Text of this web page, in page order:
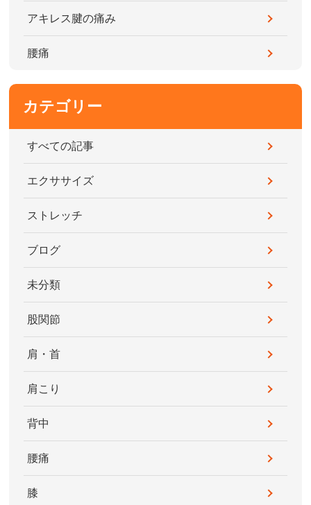
アキレス腱の痛み
腰痛
カテゴリー
すべての記事
エクササイズ
ストレッチ
ブログ
未分類
股関節
肩・首
肩こり
背中
腰痛
膝